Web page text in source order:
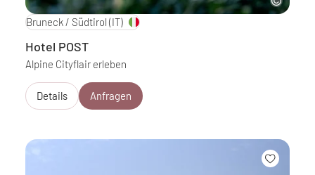
Bruneck / Südtirol (IT)
Hotel POST
Alpine Cityflair erleben
Details Anfragen